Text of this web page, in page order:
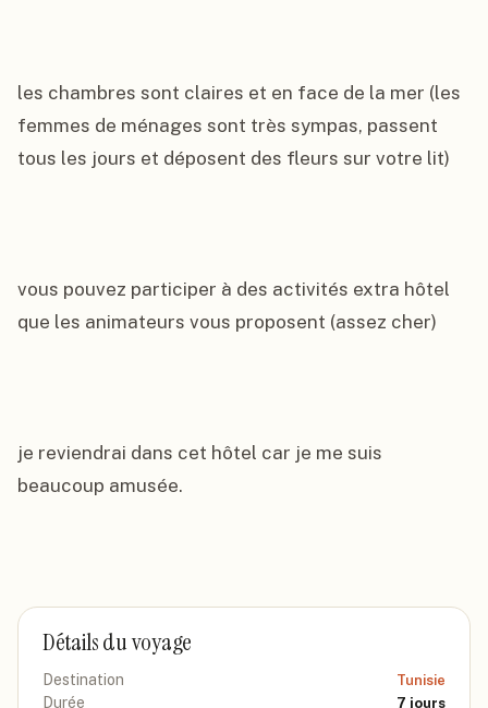
les chambres sont claires et en face de la mer (les
femmes de ménages sont très sympas, passent
tous les jours et déposent des fleurs sur votre lit)
vous pouvez participer à des activités extra hôtel
que les animateurs vous proposent (assez cher)
je reviendrai dans cet hôtel car je me suis
beaucoup amusée.
Détails du voyage
Destination Tunisie
Durée 7 jours